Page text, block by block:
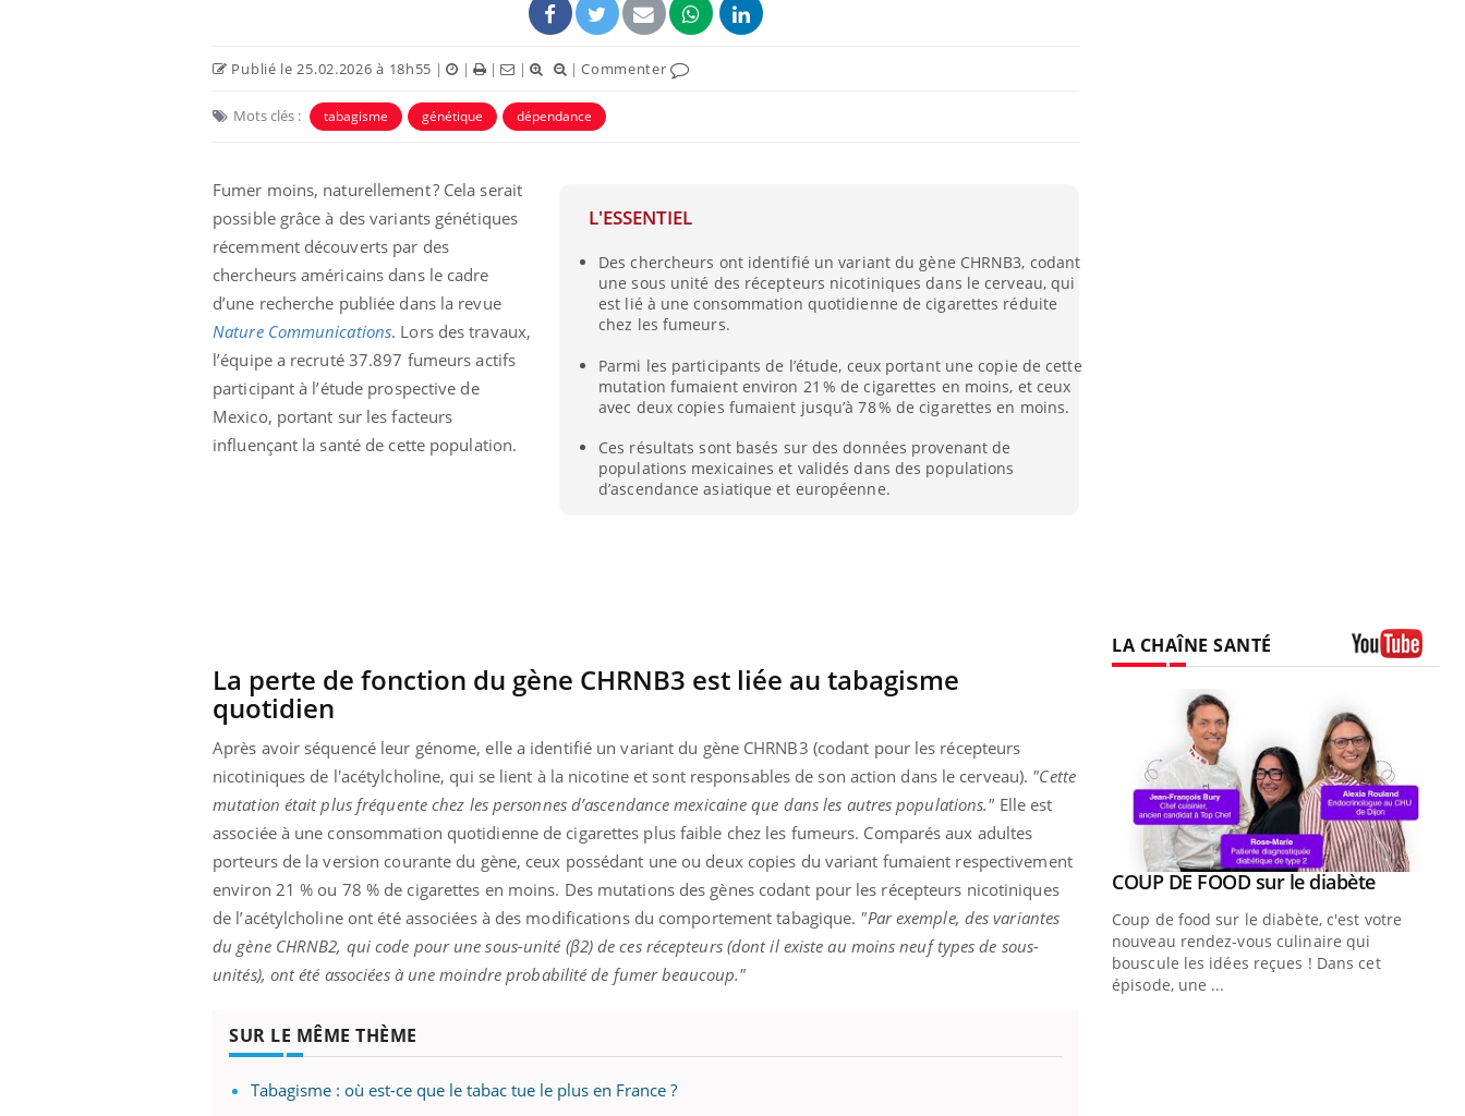
Publié le 25.02.2026 à 18h55 | | | | |Commenter
Mots clés : tabagisme génétique dépendance
L'ESSENTIEL
Des chercheurs ont identifié un variant du gène CHRNB3, codant
une sous unité des récepteurs nicotiniques dans le cerveau, qui
est lié à une consommation quotidienne de cigarettes réduite
chez les fumeurs.
Parmi les participants de l’étude, ceux portant une copie de cette
mutation fumaient environ 21 % de cigarettes en moins, et ceux
avec deux copies fumaient jusqu’à 78 % de cigarettes en moins.
Ces résultats sont basés sur des données provenant de
populations mexicaines et validés dans des populations
d’ascendance asiatique et européenne.
Fumer moins, naturellement ? Cela serait
possible grâce à des variants génétiques
récemment découverts par des
chercheurs américains dans le cadre
d’une recherche publiée dans la revue
Nature Communications. Lors des travaux,
l’équipe a recruté 37.897 fumeurs actifs
participant à l’étude prospective de
Mexico, portant sur les facteurs
influençant la santé de cette population.
La perte de fonction du gène CHRNB3 est liée au tabagisme
quotidien
Après avoir séquencé leur génome, elle a identifié un variant du gène CHRNB3 (codant pour les récepteurs
nicotiniques de l'acétylcholine, qui se lient à la nicotine et sont responsables de son action dans le cerveau). "Cette
mutation était plus fréquente chez les personnes d’ascendance mexicaine que dans les autres populations." Elle est
associée à une consommation quotidienne de cigarettes plus faible chez les fumeurs. Comparés aux adultes
porteurs de la version courante du gène, ceux possédant une ou deux copies du variant fumaient respectivement
environ 21 % ou 78 % de cigarettes en moins. Des mutations des gènes codant pour les récepteurs nicotiniques
de l’acétylcholine ont été associées à des modifications du comportement tabagique. "Par exemple, des variantes
du gène CHRNB2, qui code pour une sous-unité (β2) de ces récepteurs (dont il existe au moins neuf types de sous-
unités), ont été associées à une moindre probabilité de fumer beaucoup."
SUR LE MÊME THÈME
Tabagisme : où est-ce que le tabac tue le plus en France ?
LA CHAÎNE SANTÉ
Diabète & Ramadan 2026Youtube
Le Ramadan approche, et, pour de
nombreuses personnes atteintes de
diabète, c'est une période de questions, de
défis, mais ...
Youtube
Un « jumeau numérique » pour
faciliter l’accès à la médecine
préventiveYoutube
Un établissement lié à un groupe
mutualiste innove en matière de bilan de
Youtube
COUP DE FOOD sur le diabèteYoutube
Coup de food sur le diabète, c'est votre
nouveau rendez-vous culinaire qui
bouscule les idées reçues ! Dans cet
épisode, une ...
Youtube
Quand l’entreprise mise sur le bien
"Les rendez-vous de la santé et de la
qualité de vie au travail" de Pourquoi
Docteur reçoivent Régis Blugeon, DRH et